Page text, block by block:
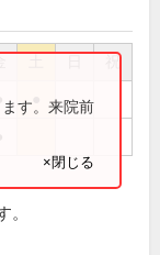
祝
す。来院前
×閉じる
。